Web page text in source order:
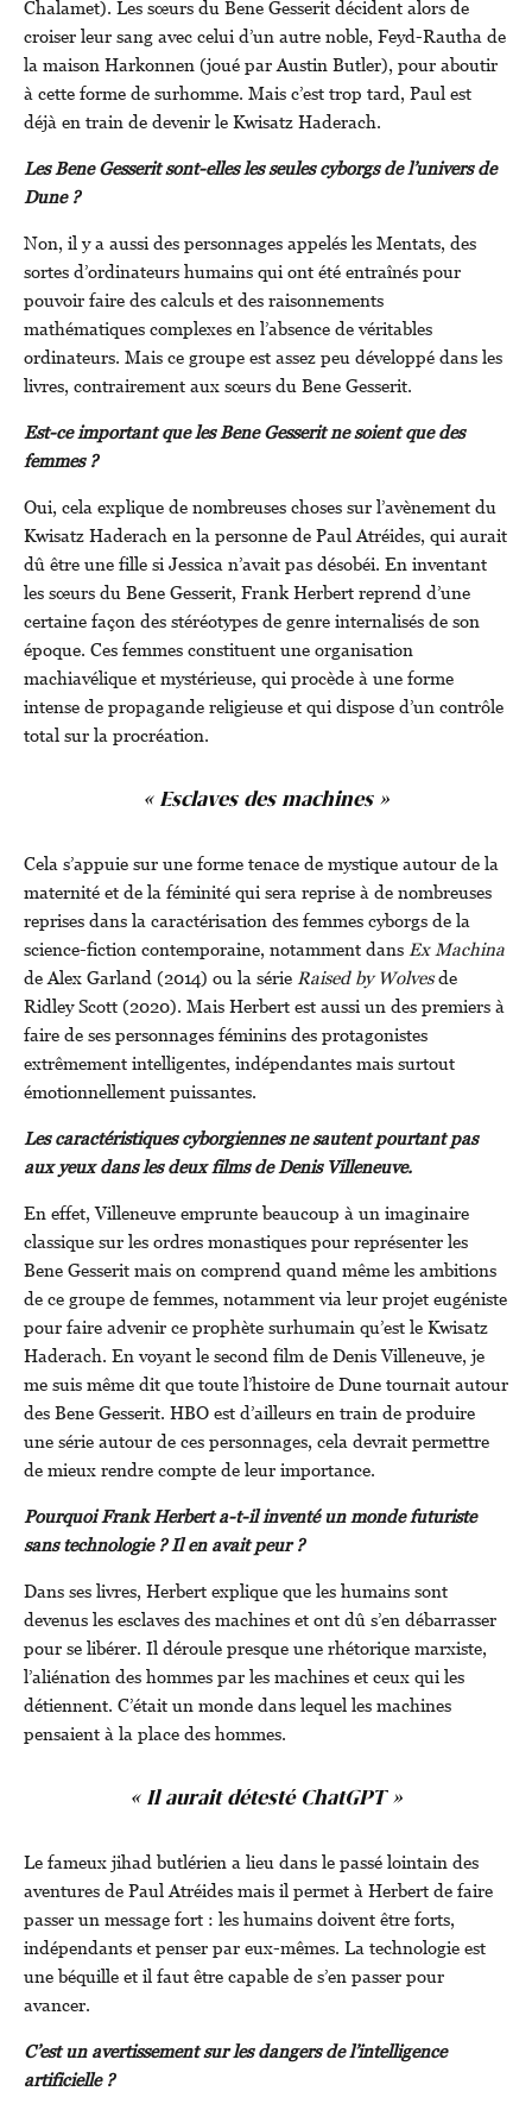
Chalamet). Les sœurs du Bene Gesserit décident alors de
croiser leur sang avec celui d’un autre noble, Feyd-Rautha de
la maison Harkonnen (joué par Austin Butler), pour aboutir
à cette forme de surhomme. Mais c’est trop tard, Paul est
déjà en train de devenir le Kwisatz Haderach.
Les Bene Gesserit sont-elles les seules cyborgs de l’univers de
Dune ?
Non, il y a aussi des personnages appelés les Mentats, des
sortes d’ordinateurs humains qui ont été entraînés pour
pouvoir faire des calculs et des raisonnements
mathématiques complexes en l’absence de véritables
ordinateurs. Mais ce groupe est assez peu développé dans les
livres, contrairement aux sœurs du Bene Gesserit.
Est-ce important que les Bene Gesserit ne soient que des
femmes ?
Oui, cela explique de nombreuses choses sur l’avènement du
Kwisatz Haderach en la personne de Paul Atréides, qui aurait
dû être une fille si Jessica n’avait pas désobéi. En inventant
les sœurs du Bene Gesserit, Frank Herbert reprend d’une
certaine façon des stéréotypes de genre internalisés de son
époque. Ces femmes constituent une organisation
machiavélique et mystérieuse, qui procède à une forme
intense de propagande religieuse et qui dispose d’un contrôle
total sur la procréation.
« Esclaves des machines »
Cela s’appuie sur une forme tenace de mystique autour de la
maternité et de la féminité qui sera reprise à de nombreuses
reprises dans la caractérisation des femmes cyborgs de la
science-fiction contemporaine, notamment dansEx Machina
de Alex Garland (2014) ou la sérieRaised by Wolvesde
Ridley Scott (2020). Mais Herbert est aussi un des premiers à
faire de ses personnages féminins des protagonistes
extrêmement intelligentes, indépendantes mais surtout
émotionnellement puissantes.
Les caractéristiques cyborgiennes ne sautent pourtant pas
aux yeux dans les deux films de Denis Villeneuve.
En effet, Villeneuve emprunte beaucoup à un imaginaire
classique sur les ordres monastiques pour représenter les
Bene Gesserit mais on comprend quand même les ambitions
de ce groupe de femmes, notamment via leur projet eugéniste
pour faire advenir ce prophète surhumain qu’est le Kwisatz
Haderach. En voyant le second film de Denis Villeneuve, je
me suis même dit que toute l’histoire de Dune tournait autour
des Bene Gesserit. HBO est d’ailleurs en train de produire
une série autour de ces personnages, cela devrait permettre
de mieux rendre compte de leur importance.
Pourquoi Frank Herbert a-t-il inventé un monde futuriste
sans technologie ? Il en avait peur ?
Dans ses livres, Herbert explique que les humains sont
devenus les esclaves des machines et ont dû s’en débarrasser
pour se libérer. Il déroule presque une rhétorique marxiste,
l’aliénation des hommes par les machines et ceux qui les
détiennent. C’était un monde dans lequel les machines
pensaient à la place des hommes.
« Il aurait détesté ChatGPT »
Le fameux jihad butlérien a lieu dans le passé lointain des
aventures de Paul Atréides mais il permet à Herbert de faire
passer un message fort : les humains doivent être forts,
indépendants et penser par eux-mêmes. La technologie est
une béquille et il faut être capable de s’en passer pour
avancer.
C’est un avertissement sur les dangers de l’intelligence
artificielle ?